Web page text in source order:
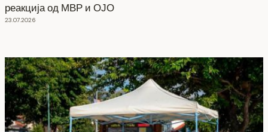
реакција од МВР и ОЈО
23.07.2026